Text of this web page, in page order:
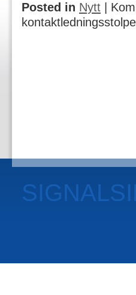
Posted in Nytt
kontaktledningsstolpe